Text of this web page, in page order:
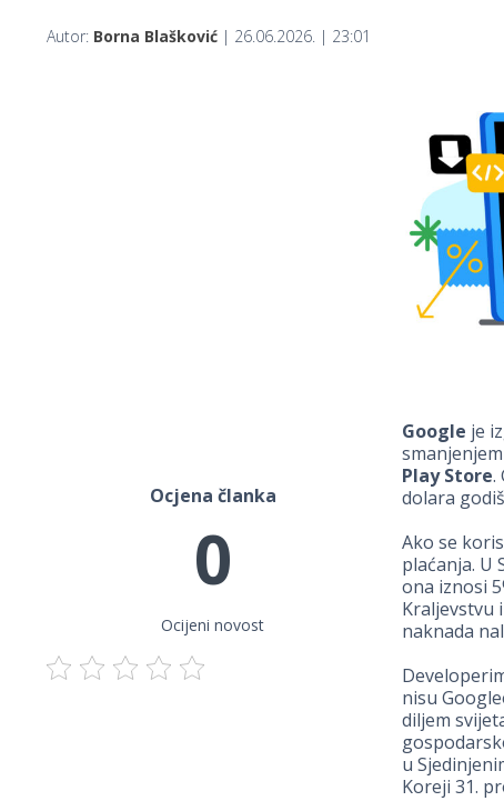
Autor: Borna Blašković | 26.06.2026. | 23:01
Ocjena članka
0
Ocijeni novost
Google je
Play Store.
dolara
Ako se
plaćanja. U
ona iznosi
Kraljevstvu
naknada
nisu
diljem
u
Koreji 31.